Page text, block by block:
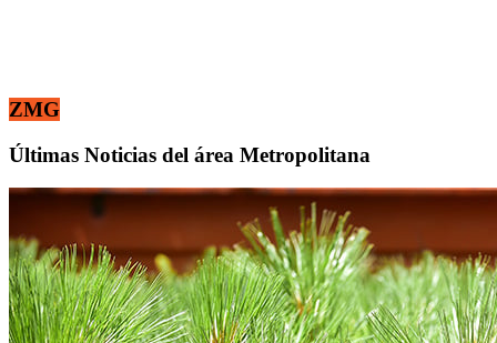
ZMG
Últimas Noticias del área Metropolitana